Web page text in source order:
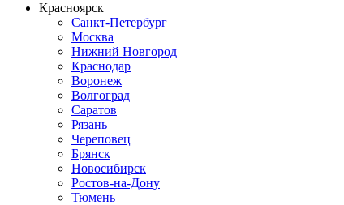
Красноярск
Санкт-Петербург
Москва
Нижний Новгород
Краснодар
Воронеж
Волгоград
Саратов
Рязань
Череповец
Брянск
Новосибирск
Ростов-на-Дону
Тюмень